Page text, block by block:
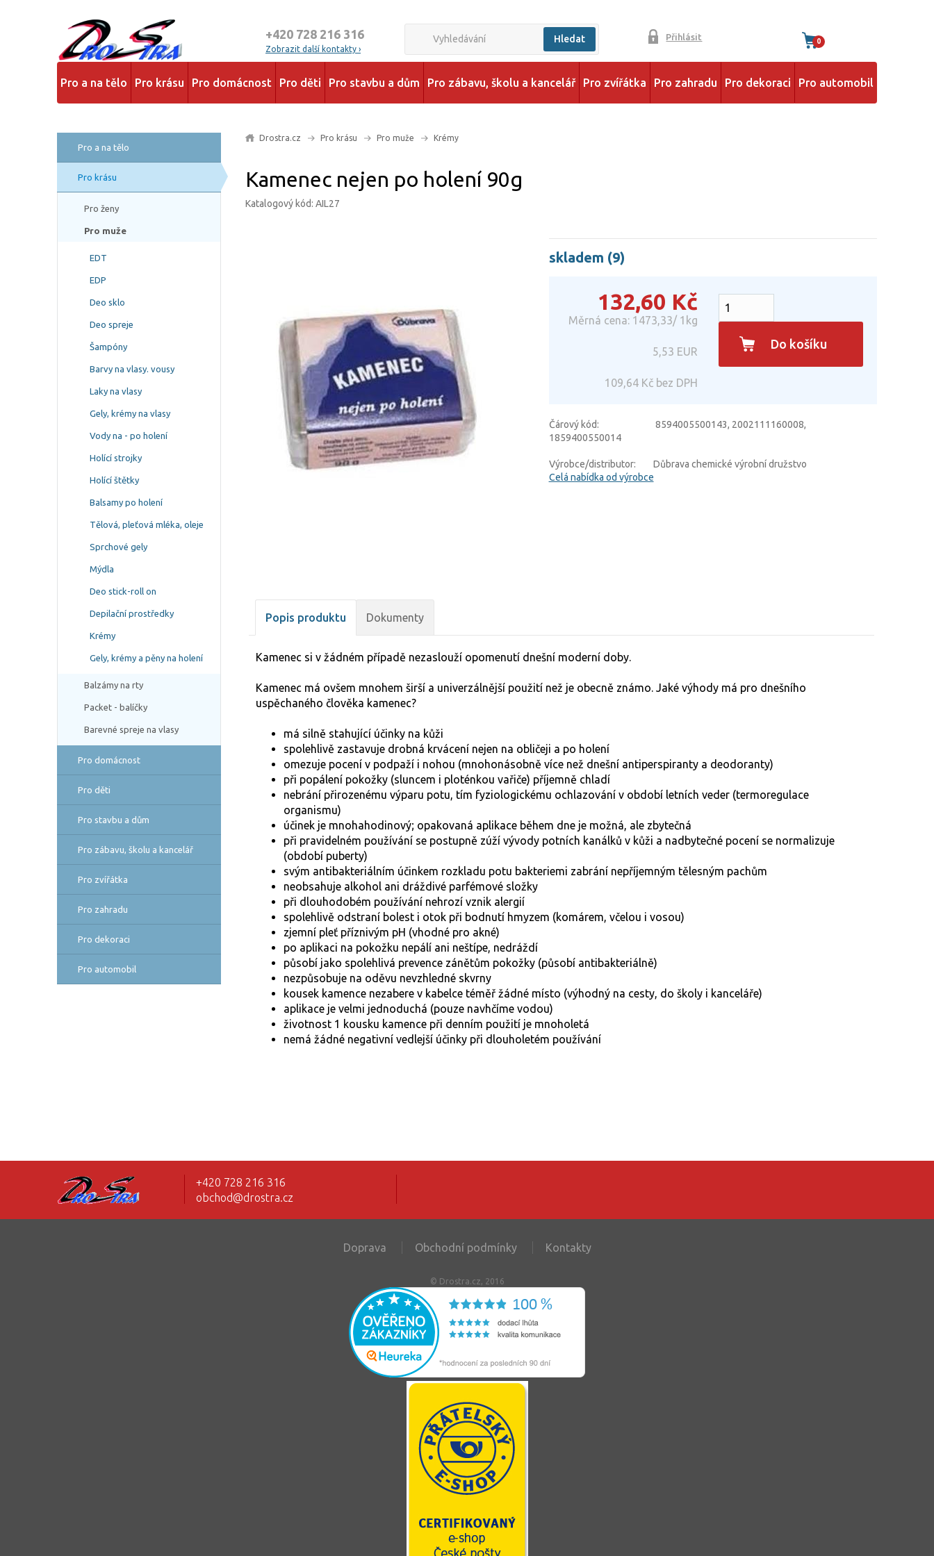
+420 728 216 316
Zobrazit další kontakty ›
Hledat Přihlásit 0
Pro a na tělo Pro krásu Pro domácnost Pro děti Pro stavbu a dům Pro zábavu, školu a kancelář Pro zvířátka Pro zahradu Pro dekoraci Pro automobil
Pro a na tělo
Pro krásu
Pro ženy
Pro muže
EDT
EDP
Deo sklo
Deo spreje
Šampóny
Barvy na vlasy. vousy
Laky na vlasy
Gely, krémy na vlasy
Vody na - po holení
Holící strojky
Holící štětky
Balsamy po holení
Tělová, pleťová mléka, oleje
Sprchové gely
Mýdla
Deo stick-roll on
Depilační prostředky
Krémy
Gely, krémy a pěny na holení
Balzámy na rty
Packet - balíčky
Barevné spreje na vlasy
Pro domácnost
Pro děti
Pro stavbu a dům
Pro zábavu, školu a kancelář
Pro zvířátka
Pro zahradu
Pro dekoraci
Pro automobil
Drostra.cz Pro krásu Pro muže Krémy
Kamenec nejen po holení 90g
Katalogový kód: AIL27
skladem (9)
132,60 Kč
Měrná cena: 1473,33/ 1kg
5,53 EUR
109,64 Kč bez DPH
Do košíku
Čárový kód:
8594005500143, 2002111160008,
1859400550014
Výrobce/distributor:
Důbrava chemické výrobní družstvo
Celá nabídka od výrobce
Popis produktu Dokumenty
Kamenec si v žádném případě nezaslouží opomenutí dnešní moderní doby.
Kamenec má ovšem mnohem širší a univerzálnější použití než je obecně známo. Jaké výhody má pro dnešního
uspěchaného člověka kamenec?
má silně stahující účinky na kůži
spolehlivě zastavuje drobná krvácení nejen na obličeji a po holení
omezuje pocení v podpaží i nohou (mnohonásobně více než dnešní antiperspiranty a deodoranty)
při popálení pokožky (sluncem i ploténkou vařiče) příjemně chladí
nebrání přirozenému výparu potu, tím fyziologickému ochlazování v období letních veder (termoregulace
organismu)
účinek je mnohahodinový; opakovaná aplikace během dne je možná, ale zbytečná
při pravidelném používání se postupně zúží vývody potních kanálků v kůži a nadbytečné pocení se normalizuje
(období puberty)
svým antibakteriálním účinkem rozkladu potu bakteriemi zabrání nepříjemným tělesným pachům
neobsahuje alkohol ani dráždivé parfémové složky
při dlouhodobém používání nehrozí vznik alergií
spolehlivě odstraní bolest i otok při bodnutí hmyzem (komárem, včelou i vosou)
zjemní pleť příznivým pH (vhodné pro akné)
po aplikaci na pokožku nepálí ani neštípe, nedráždí
působí jako spolehlivá prevence zánětům pokožky (působí antibakteriálně)
nezpůsobuje na oděvu nevzhledné skvrny
kousek kamence nezabere v kabelce téměř žádné místo (výhodný na cesty, do školy i kanceláře)
aplikace je velmi jednoduchá (pouze navhčíme vodou)
životnost 1 kousku kamence při denním použití je mnoholetá
nemá žádné negativní vedlejší účinky při dlouholetém používání
+420 728 216 316
obchod@drostra.cz
Doprava Obchodní podmínky Kontakty
© Drostra.cz, 2016